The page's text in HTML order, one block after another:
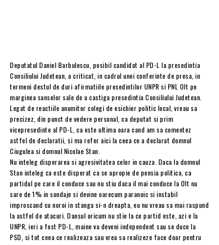
Deputatul Daniel Barbulescu, posibil candidat al PD-L la presedintia
Consiliului Judetean, a criticat, in cadrul unei conferinte de presa, in
termeni destul de duri afirmatiile presedintilor UNPR si PNL Olt pe
marginea sanselor sale de a castiga presedintia Consiliului Judetean.
Legat de reactiile anumitor colegi de esichier politic local, vreau sa
precizez, din punct de vedere personal, ca deputat si prim
vicepresedinte al PD-L, ca este ultima oara cand am sa comentez
astfel de declaratii, si ma refer aici la ceea ce a declarat domnul
Ciugulea si domnul Nicolae Stan.
Nu inteleg disperarea si agresivitatea celor in cauza. Daca la domnul
Stan inteleg ca este disperat ca se apropie de pensia politica, ca
partidul pe care il conduce sau nu stiu daca il mai conduce la Olt nu
sare de 1% in sondaje si devine oarecum paranoic si instabil
improscand cu noroi in stanga si-n dreapta, eu nu vreau sa mai raspund
la astfel de atacuri. Dansul oricum nu stie la ce partid este, azi e la
UNPR, ieri a fost PD-L, maine va deveni independent sau se duce la
PSD, si tot ceea ce realizeaza sau vrea sa realizeze face doar pentru